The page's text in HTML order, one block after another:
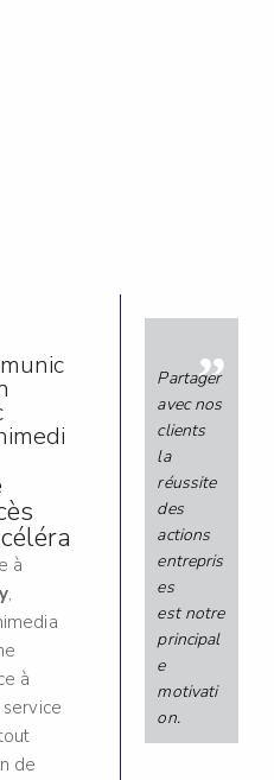
à
,
à
de
”
Partager
avec nos
clients
la
réussite
des
actions
entrepris
es
est notre
principal
e
motivati
on.